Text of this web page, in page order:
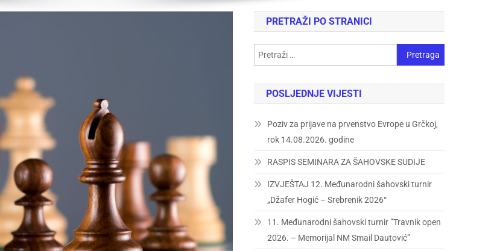
PRETRAŽI PO STRANICI
POSLJEDNJE VIJESTI
Poziv za prijave na prvenstvo Evrope u Grčkoj,
rok 14.08.2026. godine
RASPIS SEMINARA ZA ŠAHOVSKE SUDIJE
IZVJEŠTAJ 12. Međunarodni šahovski turnir
„Džafer Hogić – Srebrenik 2026“
11. Međunarodni šahovski turnir ”Travnik open
2026. – Memorijal NM Smail Dautović”